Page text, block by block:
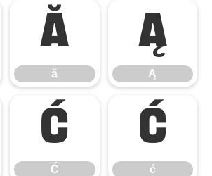
ă
ă
Ą
Ą
Ć
Ć
ć
ć